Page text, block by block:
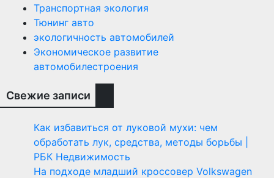
Транспортная экология
Тюнинг авто
экологичность автомобилей
Экономическое развитие
автомобилестроения
Свежие записи
Как избавиться от луковой мухи: чем
обработать лук, средства, методы борьбы |
РБК Недвижимость
На подходе младший кроссовер Volkswagen